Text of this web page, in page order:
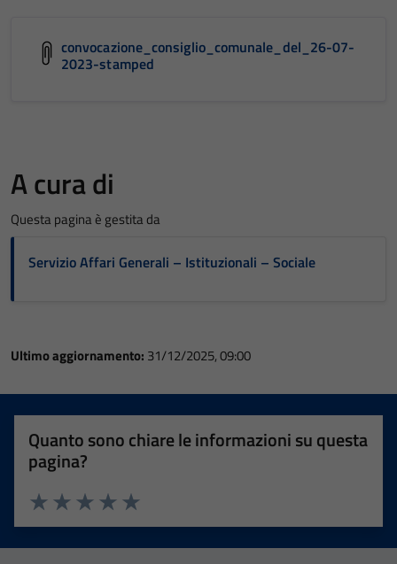
convocazione_consiglio_comunale_del_26-07-
2023-stamped
A cura di
Questa pagina è gestita da
Servizio Affari Generali – Istituzionali – Sociale
Ultimo aggiornamento: 31/12/2025, 09:00
Quanto sono chiare le informazioni su questa
pagina?
Valuta 5 stelle su 5
Valuta 4 stelle su 5
Valuta 3 stelle su 5
Valuta 2 stelle su 5
Valuta 1 stelle su 5